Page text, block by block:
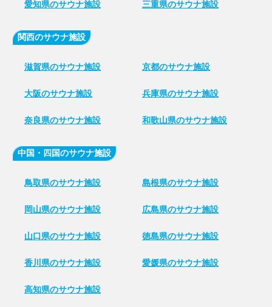
愛知県のサウナ施設 三重県のサウナ施設
関西のサウナ施設
滋賀県のサウナ施設 京都のサウナ施設
大阪のサウナ施設 兵庫県のサウナ施設
奈良県のサウナ施設 和歌山県のサウナ施設
中国・四国のサウナ施設
鳥取県のサウナ施設 島根県のサウナ施設
岡山県のサウナ施設 広島県のサウナ施設
山口県のサウナ施設 徳島県のサウナ施設
香川県のサウナ施設 愛媛県のサウナ施設
高知県のサウナ施設